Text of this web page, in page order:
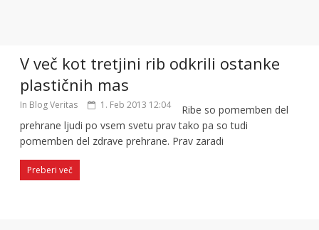
V več kot tretjini rib odkrili ostanke
plastičnih mas
In Blog Veritas 1. Feb 2013 12:04
Ribe so pomemben del
prehrane ljudi po vsem svetu prav tako pa so tudi
pomemben del zdrave prehrane. Prav zaradi
Preberi več